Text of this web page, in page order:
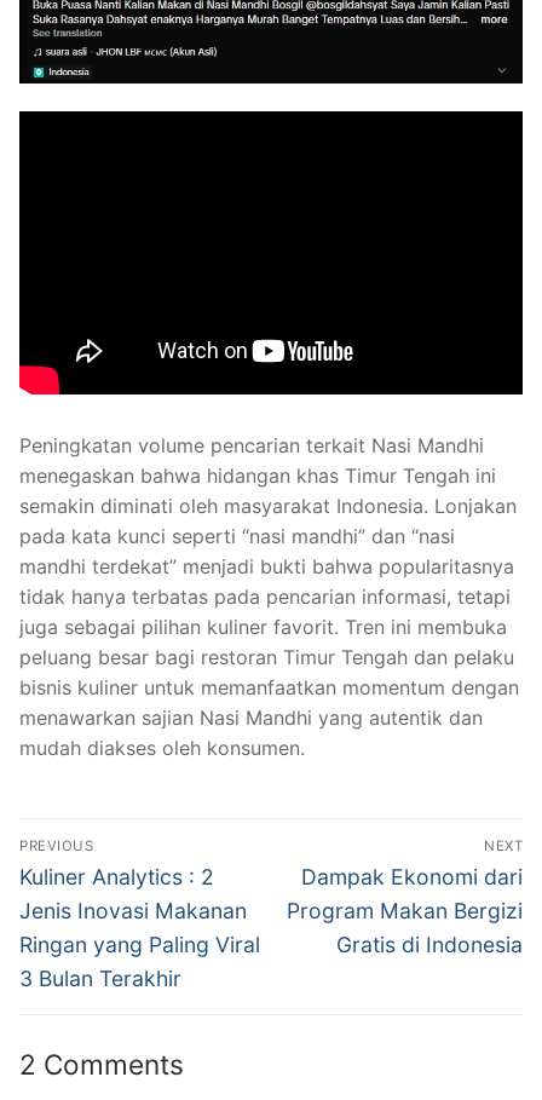
Peningkatan volume pencarian terkait Nasi Mandhi
menegaskan bahwa hidangan khas Timur Tengah ini
semakin diminati oleh masyarakat Indonesia. Lonjakan
pada kata kunci seperti “nasi mandhi” dan “nasi
mandhi terdekat” menjadi bukti bahwa popularitasnya
tidak hanya terbatas pada pencarian informasi, tetapi
juga sebagai pilihan kuliner favorit. Tren ini membuka
peluang besar bagi restoran Timur Tengah dan pelaku
bisnis kuliner untuk memanfaatkan momentum dengan
menawarkan sajian Nasi Mandhi yang autentik dan
mudah diakses oleh konsumen.
Post
navigation
PREVIOUS
Previous
post:
Kuliner Analytics : 2
Jenis Inovasi Makanan
Ringan yang Paling Viral
3 Bulan Terakhir
NEXT
Next
post:
Dampak Ekonomi dari
Program Makan Bergizi
Gratis di Indonesia
2 Comments